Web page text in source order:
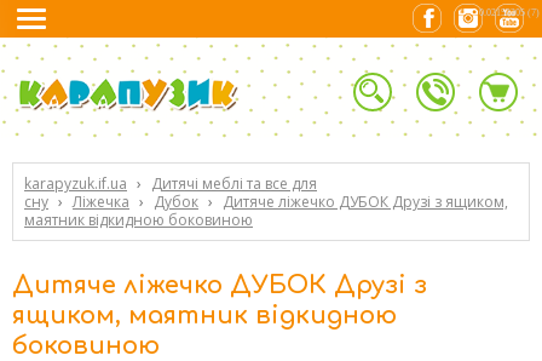
karapyzuk.if.ua › Дитячі меблі та все для
сну › Ліжечка › Дубок › Дитяче ліжечко ДУБОК Друзі з ящиком,
маятник відкидною боковиною
Дитяче ліжечко ДУБОК Друзі з
ящиком, маятник відкидною
боковиною
0.02152205 (7)